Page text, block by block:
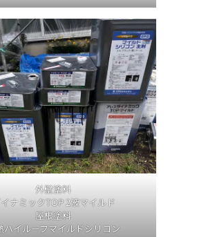
外壁塗料
ナミックTOP 2液マイルド
屋根塗料
ハイルーフマイルドシリコン